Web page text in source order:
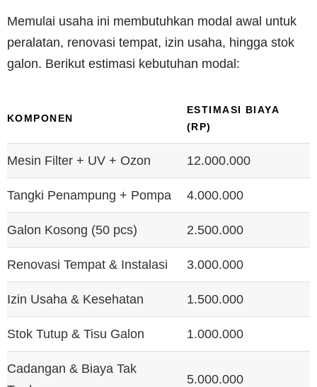
Memulai usaha ini membutuhkan modal awal untuk
peralatan, renovasi tempat, izin usaha, hingga stok
galon. Berikut estimasi kebutuhan modal:
KOMPONEN
ESTIMASI BIAYA
(RP)
Mesin Filter + UV + Ozon 12.000.000
Tangki Penampung + Pompa 4.000.000
Galon Kosong (50 pcs) 2.500.000
Renovasi Tempat & Instalasi 3.000.000
Izin Usaha & Kesehatan 1.500.000
Stok Tutup & Tisu Galon 1.000.000
Cadangan & Biaya Tak
5.000.000